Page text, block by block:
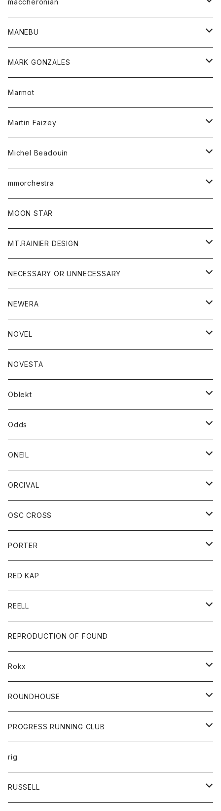
ベスト
ポロシャツ
ロングスリーブTシャツ
フリース
セーター
チュニック
ワンピース
Tシャツ
maccheronian
靴
MANEBU
靴
MARK GONZALES
トップス
Tシャツ
Marmot
Martin Faizey
ベルト
Michel Beadouin
トップス
ジャケット
ニット
パンツ
mmorchestra
帽子
MOON STAR
MT.RAINIER DESIGN
アウター
コート
ジャケット
アクセサリー
バッグ
グッズ
ウォレット
靴
トップス
ジャケット
シャツ
ボトム
ショートパンツ
パンツ
レディース
シャツ
Tシャツ
NECESSARY OR UNNECESSARY
アウター
コート
ジャケット
アクセサリー
バッグ
ブレスレット
グッズ
靴
ストール/マフラー
トップス
シャツ
シャツジャケット
ロングスリーブＴシャツ
ボトム
ショートパンツ
ジーンズ
NEWERA
帽子
NOVEL
トップス
カットソー
スエット
ボトム
NOVESTA
Oblekt
ボトム
ショートパンツ
パンツ
レディース
ボトム
Odds
帽子
ONEIL
スカート
ORCIVAL
アウター
コート
ジャケット
アクセサリー
バッグ
キッズ
Tシャツ
帽子
グッズ
靴
バック
トップス
カットソー
カーディガン
ボトムス
ショートパンツ
パンツ
レディース
カットソー
コート
OSC CROSS
ダウンジャケット
PORTER
カードホルダー
キーホルダー
財布
バック
RED KAP
REELL
パンツ
ショートパンツ
REPRODUCTION OF FOUND
Rokx
ボトム
ROUNDHOUSE
エプロン
キッズ
オーバーオール
ボトム
PROGRESS RUNNING CLUB
トップス
Tシャツ
グッズ
rig
RUSSELL